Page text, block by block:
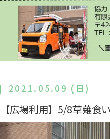
2021.05.09 (日)
【広場利用】5/8草薙食